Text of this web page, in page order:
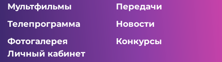
Мультфильмы
Передачи
Телепрограмма
Новости
Фотогалерея
Конкурсы
Личный кабинет